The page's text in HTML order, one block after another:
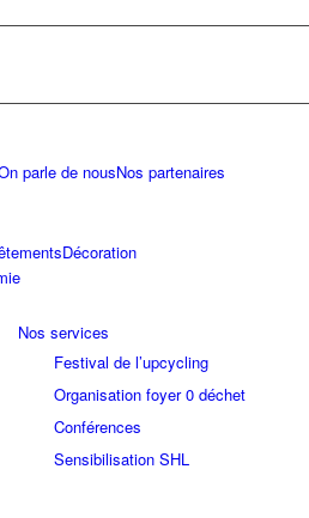
parle de nousNos partenaires
Décoration
Nos services
Festival de l’upcycling
Organisation foyer 0 déchet
Conférences
Sensibilisation SHL